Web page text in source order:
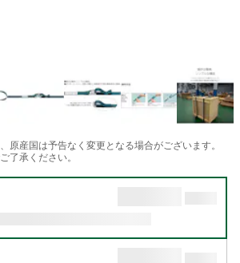
原産国は予告なく変更となる場合がございます。
了承ください。